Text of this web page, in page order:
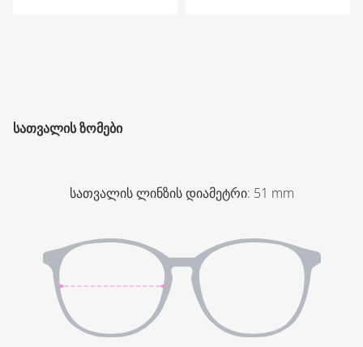
ᲡᲐᲗᲕᲐᲚᲘᲡ ᲖᲝᲛᲔᲑᲘ
სათვალის ლინზის დიამეტრი: 51 mm